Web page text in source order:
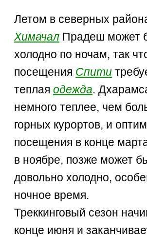
Летом в северных
Химачал Прадеш может
холодно по ночам, так
посещения Спити
теплаяодежда.
немного теплее, чем
горных курортов, и
посещения в конце
в ноябре, позже может
довольно холодно,
ночное время.
Треккинговый сезон
конце июня и